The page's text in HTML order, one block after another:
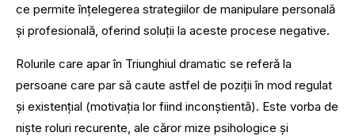
ce permite înţelegerea strategiilor de manipulare personală
şi profesională, oferind soluţii la aceste procese negative.
Rolurile care apar în Triunghiul dramatic se referă la
persoane care par să caute astfel de poziţii în mod regulat
şi existenţial (motivaţia lor fiind inconştientă). Este vorba de
nişte roluri recurente, ale căror mize psihologice şi